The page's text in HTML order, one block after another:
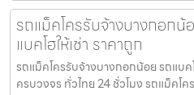
รถแม็คโครรับจ้างบางกอกน้
แบคโฮให้เช่า ราคาถูก
รถแม็คโครรับจ้างบางกอกน้อย รถแบค
ครบวงจร ทั่วไทย 24 ชั่วโมง รถแม็คโ